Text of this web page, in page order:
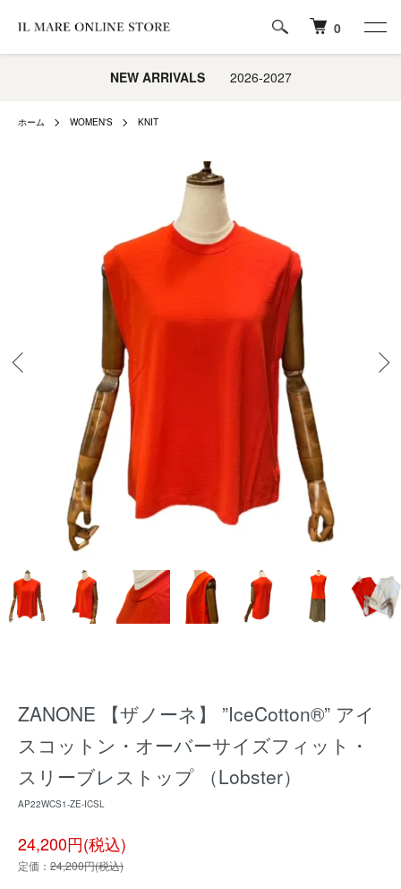
0
NEW ARRIVALS2026-2027
ホーム WOMEN'S KNIT
ZANONE 【ザノーネ】 ”IceCotton®” アイ
スコットン・オーバーサイズフィット・
スリーブレストップ （Lobster）
AP22WCS1-ZE-ICSL
24,200円(税込)
定価： 24,200円(税込)